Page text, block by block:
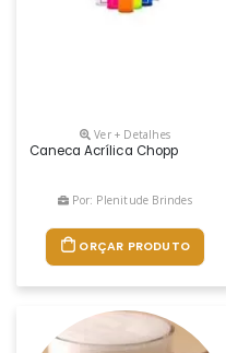
Ver + Detalhes
Caneca Acrílica Chopp
Por: Plenitude Brindes
ORÇAR PRODUTO